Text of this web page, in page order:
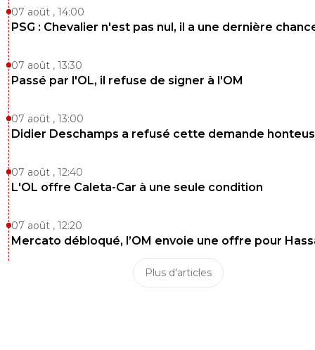
07 août , 14:00
PSG : Chevalier n'est pas nul, il a une dernière
07 août , 13:30
Passé par l'OL, il refuse de signer à l'OM
07 août , 13:00
Didier Deschamps a refusé cette demande
07 août , 12:40
L'OL offre Caleta-Car à une seule condition
07 août , 12:20
Mercato débloqué, l’OM envoie une offre pour
Plus d'articles